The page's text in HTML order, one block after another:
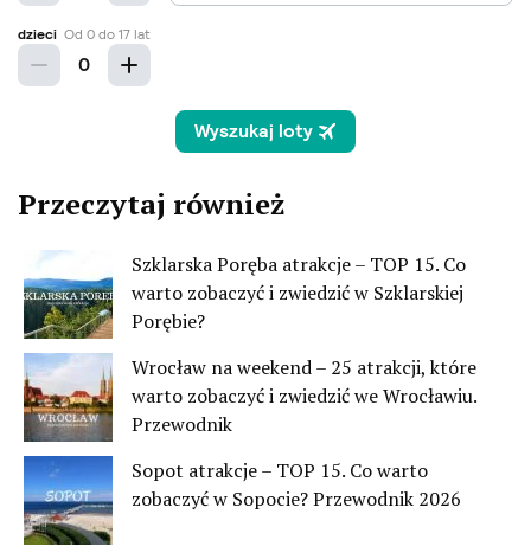
Przeczytaj również
Szklarska Poręba atrakcje – TOP 15. Co
warto zobaczyć i zwiedzić w Szklarskiej
Porębie?
Wrocław na weekend – 25 atrakcji, które
warto zobaczyć i zwiedzić we Wrocławiu.
Przewodnik
Sopot atrakcje – TOP 15. Co warto
zobaczyć w Sopocie? Przewodnik 2026